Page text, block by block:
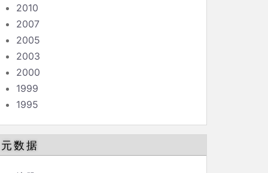
2010
2007
2005
2003
2000
1999
1995
元数据